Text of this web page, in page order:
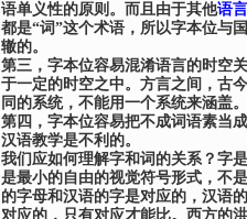
语单义性的原则。而且由于其他语
都是“词”这个术语 ，所以字本位与
辙的。
第三，字本位容易混淆语言的时空
于一定的时空之中。方言之间，古
同的系统，不能用一个系统来涵盖。
第四，字本位容易把不成词语素当
汉语教学是不利的。
我们应如何理解字和词的关系？字
是最小的自由的视觉符号形式 ，不
的字母和汉语的字是对应的，汉语
对应的，只有对应才能比。西方的